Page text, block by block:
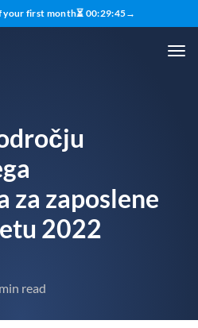
your first month⏳ 00:29:44→
za zaposlene
2022
read